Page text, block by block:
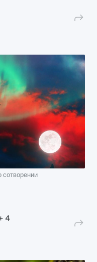
сотворении
4